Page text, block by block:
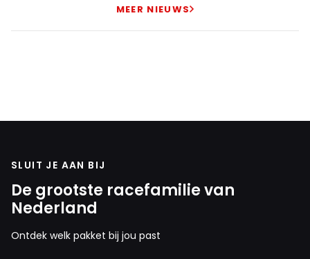
MEER NIEUWS
SLUIT JE AAN BIJ
De grootste racefamilie van
Nederland
Ontdek welk pakket bij jou past